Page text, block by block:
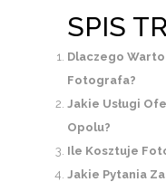
SPIS
Dlaczego
Fotografa?
Jakie Usługi
Opolu?
Ile Kosztuje
Jakie Pytania